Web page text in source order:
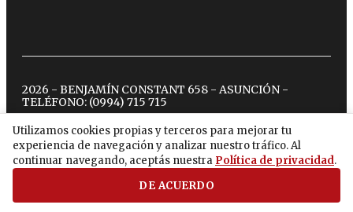
Utilizamos cookies propias y terceros para mejorar tu
experiencia de navegación y analizar nuestro tráfico. Al
continuar navegando, aceptás nuestra Política de privacidad.
DE ACUERDO
2026 - BENJAMÍN CONSTANT 658 - ASUNCIÓN -
TELÉFONO: (0994) 715 715
twitterinstagram
facebook
tiktokyoutubespotify